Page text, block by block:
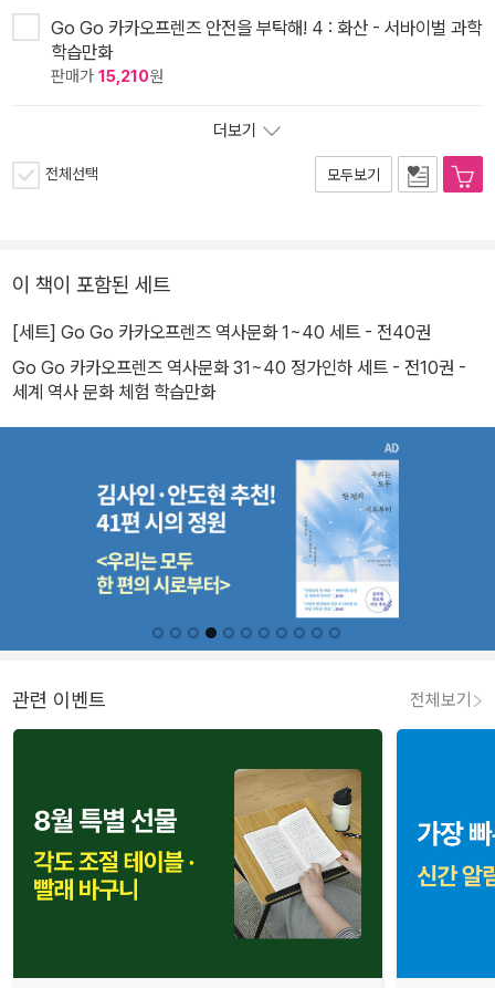
Go Go 카카오프렌즈 안전을 부탁해! 4 : 화산 - 서바이벌 과학
학습만화
판매가 15,210원
더보기
전체선택 모두보기
이 책이 포함된 세트
[세트] Go Go 카카오프렌즈 역사문화 1~40 세트 - 전40권
Go Go 카카오프렌즈 역사문화 31~40 정가인하 세트 - 전10권 -
세계 역사 문화 체험 학습만화
관련 이벤트 전체보기